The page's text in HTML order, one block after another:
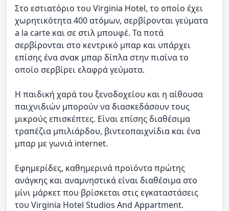
Στο εστιατόριο του Virginia Hotel, το οποίο έχει
χωρητικότητα 400 ατόμων, σερβίρονται γεύματα
a la carte και σε στιλ μπουφέ. Τα ποτά
σερβίρονται στο κεντρικό μπαρ και υπάρχει
επίσης ένα σνακ μπαρ δίπλα στην πισίνα το
οποίο σερβίρει ελαφρά γεύματα.
Η παιδική χαρά του ξενοδοχείου και η αίθουσα
παιχνιδιών μπορούν να διασκεδάσουν τους
μικρούς επισκέπτες. Είναι επίσης διαθέσιμα
τραπέζια μπιλιάρδου, βιντεοπαιχνίδια και ένα
μπαρ με γωνιά internet.
Εφημερίδες, καθημερινά προϊόντα πρώτης
ανάγκης και αναμνηστικά είναι διαθέσιμα στο
μίνι μάρκετ που βρίσκεται στις εγκαταστάσεις
του Virginia Hotel Studios And Appartment.